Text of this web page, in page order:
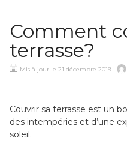
Comment
terrasse?
Mis à jour le 21 décembre 2019
Couvrir sa terrasse est un
des intempéries et d’une
soleil.